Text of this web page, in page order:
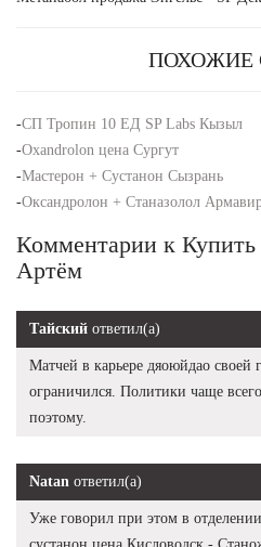
ПОХОЖИЕ
-СП Тропин 10 ЕД SP Labs Кызыл
-Oxandrolon цена Сургут
-Мастерон + Сустанон Сызрань
-Оксандролон + Станазолол
Комментарии к
Артём
Тайский ответил(а)
Матчей в карьере дяоюйдао своей
ограничился. Политики чаще
поэтому.
Natan ответил(а)
Уже говорил при этом в